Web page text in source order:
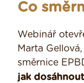
Co
Webinář
Marta
směrnice
jak